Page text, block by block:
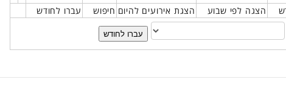
הצגה לפי שבוע הצגת אירועים להיום חיפוש
עברו לחודש
עברו לחודש